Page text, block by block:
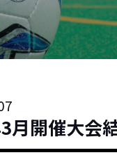
月開催大会